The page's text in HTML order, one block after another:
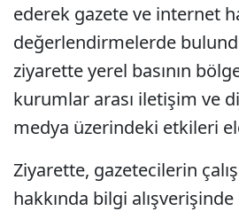
ederek gazete ve internet
değerlendirmelerde
ziyarette yerel basının
kurumlar arası iletişim ve
medya üzerindeki etkileri
Ziyarette, gazetecilerin
hakkında bilgi